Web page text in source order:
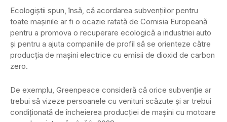
Ecologiştii spun, însă, că acordarea subvenţiilor pentru
toate maşinile ar fi o ocazie ratată de Comisia Europeană
pentru a promova o recuperare ecologică a industriei auto
şi pentru a ajuta companiile de profil să se orienteze către
producţia de maşini electrice cu emisii de dioxid de carbon
zero.
De exemplu, Greenpeace consideră că orice subvenţie ar
trebui să vizeze persoanele cu venituri scăzute şi ar trebui
condiţionată de încheierea producţiei de maşini cu motoare